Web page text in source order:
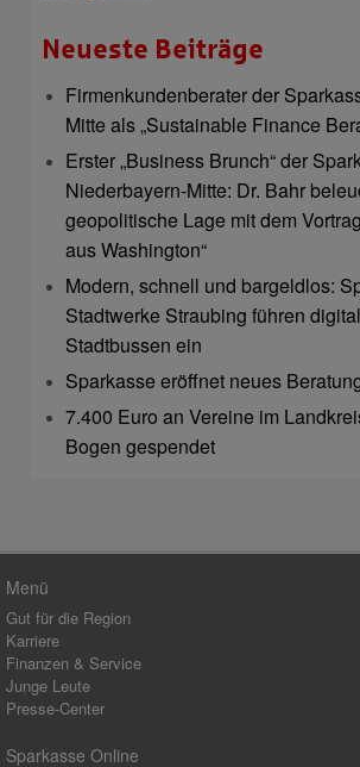
Neueste Beiträge
Firmenkundenberater der
Mitte als „Sustainable Finance
Erster „Business Brunch“ der
Niederbayern-Mitte: Dr. Bahr
geopolitische Lage mit dem
aus Washington“
Modern, schnell und bargeldlos:
Stadtwerke Straubing führen
Stadtbussen ein
Sparkasse eröffnet neues
7.400 Euro an Vereine im
Bogen gespendet
Menü
Gut für die Region
Karriere
Finanzen & Service
Junge Leute
Presse-Center
Sparkasse Online